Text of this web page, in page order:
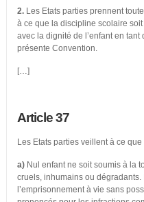
2.Les Etats parties prennent
à ce que la discipline scolaire
avec la dignité de l’enfant en
présente Convention.
[…]
Article 37
Les Etats parties veillent à ce que
a)Nul enfant ne soit soumis à la
cruels, inhumains ou
l’emprisonnement à vie sans